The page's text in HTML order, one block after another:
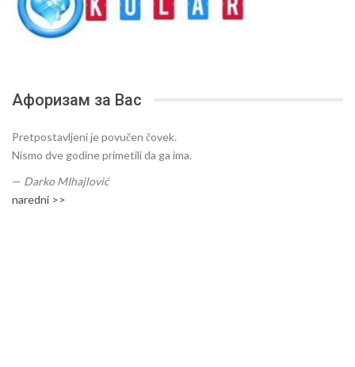
Афоризам за Вас
Pretpostavljeni je povučen čovek.
Nismo dve godine primetili da ga ima.
— Darko MIhajlović
naredni >>